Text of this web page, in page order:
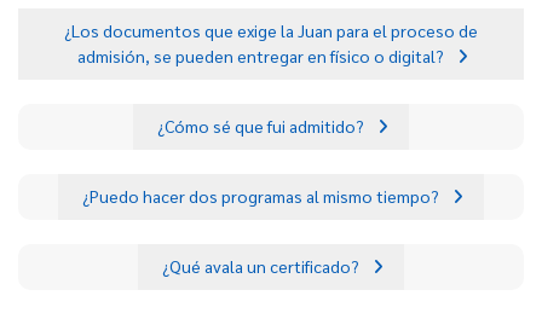
¿Los documentos que exige la Juan para el proceso de
admisión, se pueden entregar en físico o digital?
¿Cómo sé que fui admitido?
¿Puedo hacer dos programas al mismo tiempo?
¿Qué avala un certificado?